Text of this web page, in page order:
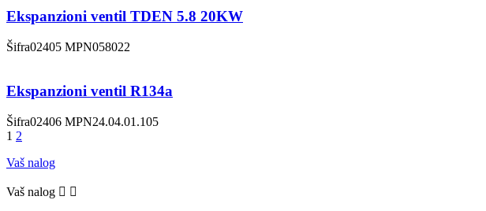
Ekspanzioni ventil TDEN 5.8 20KW
Šifra02405 MPN058022
Ekspanzioni ventil R134a
Šifra02406 MPN24.04.01.105
1 2
Vaš nalog
Vaš nalog  